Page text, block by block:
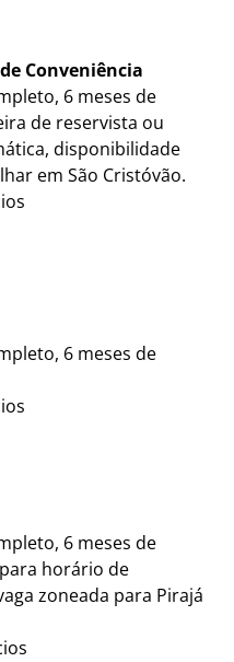
Conveniência
6 meses de
de reservista ou
disponibilidade
em São Cristóvão.
6 meses de
6 meses de
horário de
zoneada para Pirajá